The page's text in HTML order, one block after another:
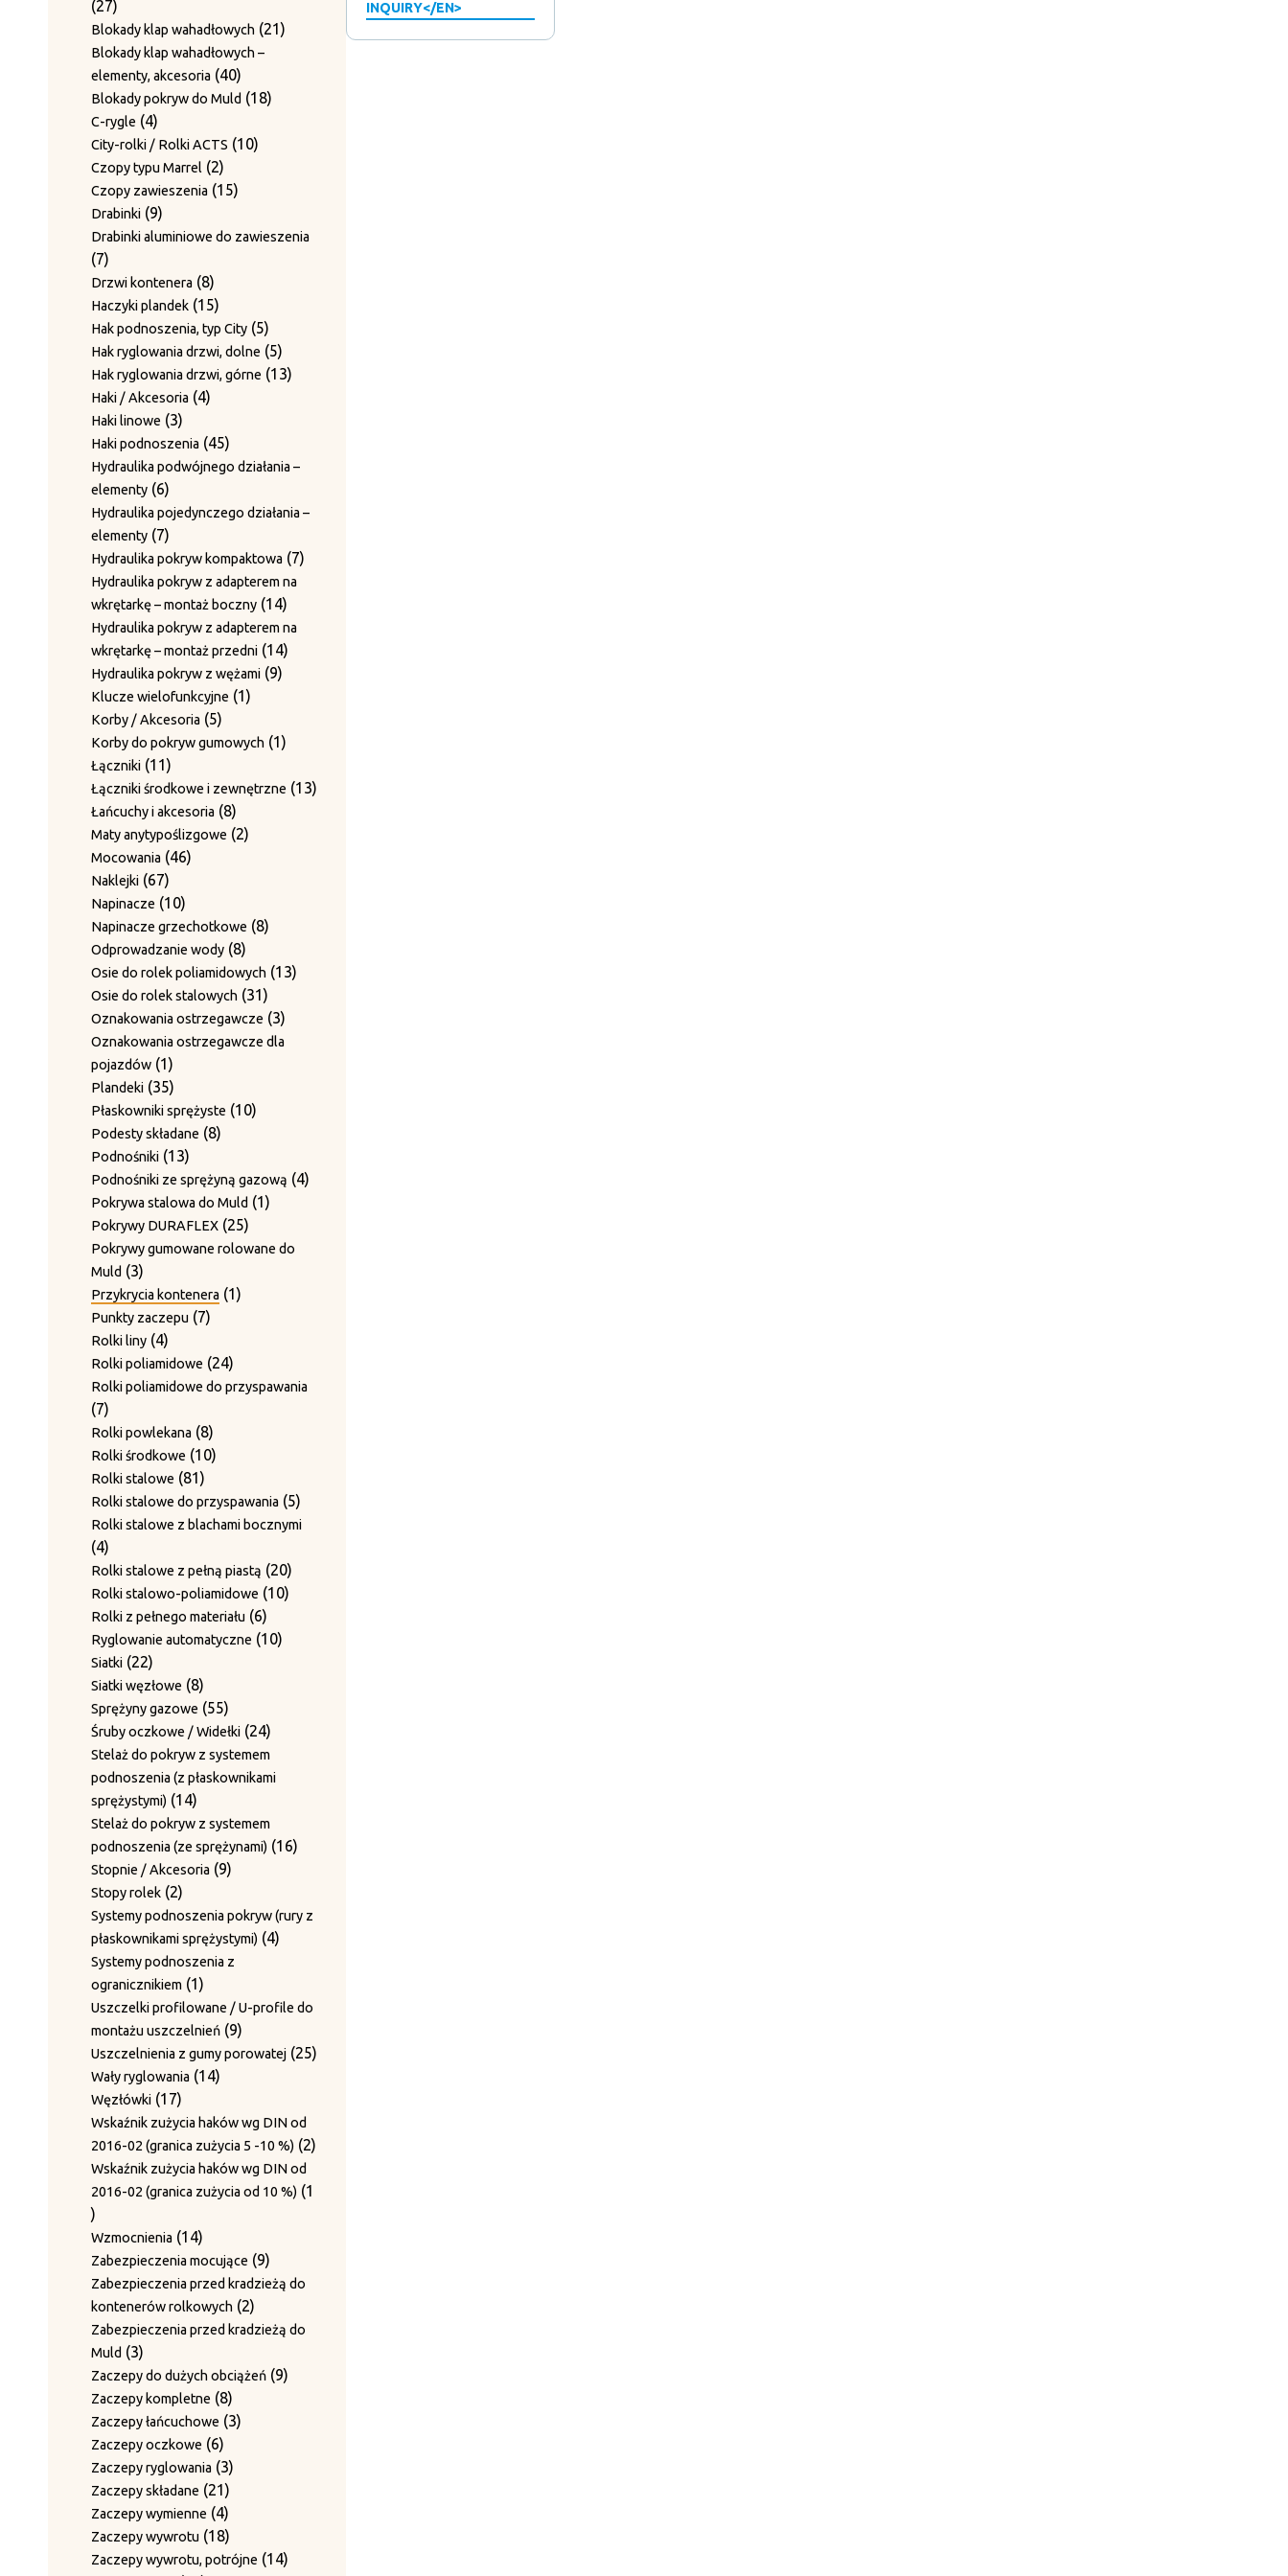
Mocowanie rolek
produktów
Obcinaki do drutu / Mocowanie
noży 77
produktów
Odbojniki 11
produkt
Odbojniki gumowe 11
Osłony rolek prowadzących
Płyty ścieralne 77
produktów
Płyty z bolcami do rolek
prowadzących
3 3
Prowadnice
produkty
Prowadnice boczne 1616
Rolki prowadzące
Rolki prowadzenia drutu
Śruby mocujące i sprężyny
Sworznie prowadzące 22
produkty
Sworznie rolek prowadzących
12
produktów
Sworznie rolek prowadzących i
nakrętki zabezpieczające
Sworznie rolek prowadzących z
blaszkami zabezpieczającymi
1
Sworznie ściany bocznej i
pierścienie ustalające 33
Sworznie z pierścieniem
ustalającym 11
produkt
Tuleje / Pierścienie prowadzące
1111
produktów
Tuleje prowadzące (do igieł) 44
Tuleje prowadzenia drutu 22
produkty
Wałki prowadzenia drutu 66
Wały haków skrętnych 12
Zestawy noży do płyt dociskowych
1515
produktów
Zestawy prowadnic
produktów
Zestawy przeciwnoży 1010
Zestawy ścieralne bez blachy
grzebieniowej
11
Zestawy ścieralne do 4-krotnego
przewiązania
Zgarniacza 9
produktów
2727
produktów
Blokady klap wahadłowych 2121
Blokady klap wahadłowych –
elementy, akcesoria
4040
produktów
Blokady pokryw do Muld 1818
C-rygle 44
produkty
City-rolki / Rolki ACTS 1010
Czopy typu Marrel 22
produkty
Czopy zawieszenia 1515
Drabinki 99
produktów
Drabinki aluminiowe do zawieszenia
77
produktów
Drzwi kontenera 88
produktów
Haczyki plandek 1515
produktów
Hak podnoszenia, typ City 55
produktów
Hak ryglowania drzwi, dolne 55
produktów
Hak ryglowania drzwi, górne 1313
Haki / Akcesoria 44
Haki linowe 33
produkty
Haki podnoszenia 4545
produktów
Hydraulika podwójnego działania –
elementy
66
produktów
Hydraulika pojedynczego działania –
elementy
77
produktów
Hydraulika pokryw kompaktowa 77
Hydraulika pokryw z adapterem na
wkrętarkę – montaż boczny
1414
produktów
Hydraulika pokryw z adapterem na
wkrętarkę – montaż przedni
1414
Hydraulika pokryw z wężami 99
Klucze wielofunkcyjne 11
Korby / Akcesoria 55
produktów
Korby do pokryw gumowych 11
Łączniki 1111
produktów
Łączniki środkowe i zewnętrzne 1313
Łańcuchy i akcesoria 88
produktów
Maty anytypoślizgowe 22
Mocowania 4646
Naklejki 6767
produktów
Napinacze 1010
produktów
Napinacze grzechotkowe 88
Odprowadzanie wody 88
produktów
Osie do rolek poliamidowych 1313
Osie do rolek stalowych 3131
produktów
Oznakowania ostrzegawcze 33
produkty
Oznakowania ostrzegawcze dla
pojazdów
11
produkt
Plandeki 3535
produktów
Płaskowniki sprężyste 1010
Podesty składane 88
Podnośniki 1313
produktów
Podnośniki ze sprężyną gazową 44
Pokrywa stalowa do Muld 11
Pokrywy DURAFLEX 2525
produktów
Pokrywy gumowane rolowane do
Muld
33
produkty
Przykrycia kontenera 11
Punkty zaczepu 77
Rolki liny 44
produkty
Rolki poliamidowe 2424
produkty
Rolki poliamidowe do przyspawania
77
produktów
Rolki powlekana 88
produktów
Rolki środkowe 1010
Rolki stalowe 8181
produktów
Rolki stalowe do przyspawania 55
produktów
Rolki stalowe z blachami bocznymi
44
produkty
Rolki stalowe z pełną piastą 2020
produktów
Rolki stalowo-poliamidowe 1010
Rolki z pełnego materiału 66
produktów
Ryglowanie automatyczne 1010
Siatki 2222
produkty
Siatki węzłowe 88
produktów
Sprężyny gazowe 5555
produktów
Śruby oczkowe / Widełki 2424
produkty
Stelaż do pokryw z systemem
podnoszenia (z płaskownikami
sprężystymi)
1414
produktów
Stelaż do pokryw z systemem
podnoszenia (ze sprężynami)
1616
Stopnie / Akcesoria 99
Stopy rolek 22
produkty
Systemy podnoszenia pokryw (rury z
płaskownikami sprężystymi)
44
Systemy podnoszenia z
ogranicznikiem
11
produkt
Uszczelki profilowane / U-profile do
montażu uszczelnień
99
produktów
Uszczelnienia z gumy porowatej 2525
Wały ryglowania 1414
Węzłówki 1717
produktów
Wskaźnik zużycia haków wg DIN od
2016-02 (granica zużycia 5 -10 %)
22
Wskaźnik zużycia haków wg DIN od
2016-02 (granica zużycia od 10 %)
1
1
produkt
Wzmocnienia 1414
produktów
Zabezpieczenia mocujące 99
produktów
Zabezpieczenia przed kradzieżą do
kontenerów rolkowych
22
produkty
Zabezpieczenia przed kradzieżą do
Muld
33
produkty
Zaczepy do dużych obciążeń 99
Zaczepy kompletne 88
produktów
Zaczepy łańcuchowe 33
Zaczepy oczkowe 66
produktów
Zaczepy ryglowania 33
produkty
Zaczepy składane 2121
produktów
Zaczepy wymienne 44
produkty
Zaczepy wywrotu 1818
produktów
Zaczepy wywrotu, potrójne 1414
INQUIRY</EN>